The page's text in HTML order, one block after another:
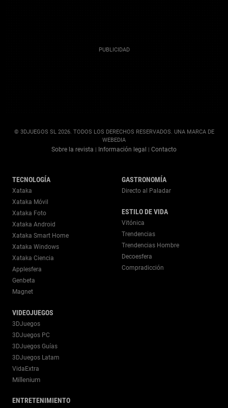
© 3DJUEGOS SL 2026. TODOS LOS DERECHOS RESERVADOS. UNA MARCA DE
WEBEDIA
Sobre la revista | Información legal | Contacto
TECNOLOGÍA
Xataka
Xataka Móvil
Xataka Foto
Xataka Android
Xataka Smart Home
Xataka Windows
Xataka Ciencia
Applesfera
Genbeta
Magnet
VIDEOJUEGOS
3DJuegos
3DJuegos PC
3DJuegos Guías
3DJuegos Latam
VidaExtra
Millenium
ENTRETENIMIENTO
GASTRONOMÍA
Directo al Paladar
ESTILO DE VIDA
Vitónica
Trendencias
Trendencias Hombre
Decoesfera
Compradicción